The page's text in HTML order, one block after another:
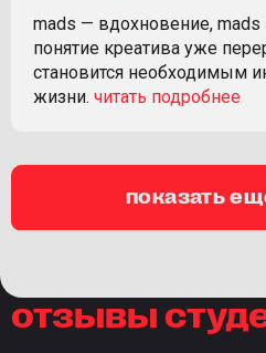
mads — вдохновение, mads
понятие креатива уже
становится необходимым
жизни.
показать
отзывы